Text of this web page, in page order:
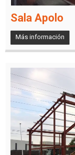
Sala Apolo
Más información